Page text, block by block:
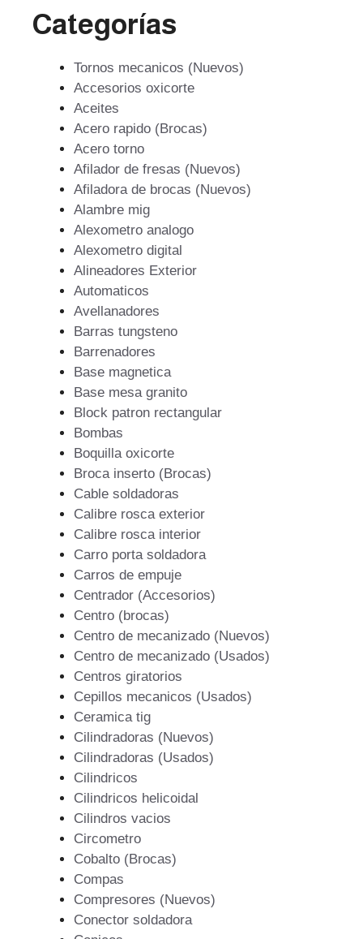
Categorías
Tornos mecanicos (Nuevos)
Accesorios oxicorte
Aceites
Acero rapido (Brocas)
Acero torno
Afilador de fresas (Nuevos)
Afiladora de brocas (Nuevos)
Alambre mig
Alexometro analogo
Alexometro digital
Alineadores Exterior
Automaticos
Avellanadores
Barras tungsteno
Barrenadores
Base magnetica
Base mesa granito
Block patron rectangular
Bombas
Boquilla oxicorte
Broca inserto (Brocas)
Cable soldadoras
Calibre rosca exterior
Calibre rosca interior
Carro porta soldadora
Carros de empuje
Centrador (Accesorios)
Centro (brocas)
Centro de mecanizado (Nuevos)
Centro de mecanizado (Usados)
Centros giratorios
Cepillos mecanicos (Usados)
Ceramica tig
Cilindradoras (Nuevos)
Cilindradoras (Usados)
Cilindricos
Cilindricos helicoidal
Cilindros vacios
Circometro
Cobalto (Brocas)
Compas
Compresores (Nuevos)
Conector soldadora